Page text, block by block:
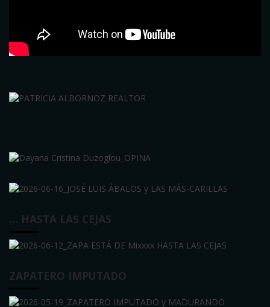
… HASTA LAS CEJAS
ZAPATERO IMPUTADO